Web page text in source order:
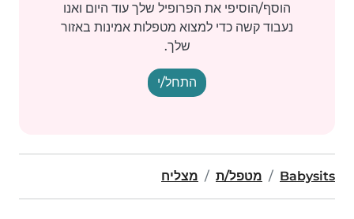
הוסף/הוסיפי את הפרופיל שלך עוד היום ואנו
נעבוד קשה כדי למצוא מטפלות אמינות באזור
שלך.
התחל/י
Babysits מטפל/ת מצליח